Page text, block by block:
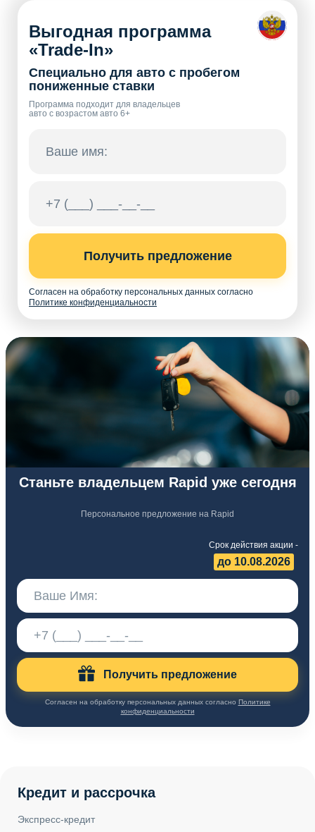
Выгодная программа
«Trade-In»
Специально для авто с пробегом
пониженные ставки
Программа подходит для владельцев
авто с возрастом авто 6+
Получить предложение
Согласен на обработку персональных данных согласно
Политике конфиденциальности
Станьте владельцем Rapid уже сегодня
Персональное предложение на Rapid
Срок действия акции -
до 10.08.2026
Получить предложение
Согласен на обработку персональных данных согласно Политике
конфиденциальности
Кредит и рассрочка
Экспресс-кредит